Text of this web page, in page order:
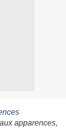
apparences,